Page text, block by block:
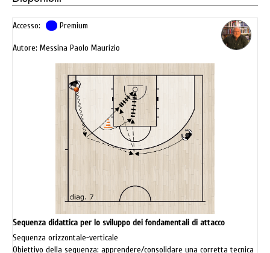
costruendo gli schemi del prossimo anno e dobbiamo essere
Accesso: Premium
Autore: Messina Paolo Maurizio
Sequenza didattica per lo sviluppo dei fondamentali di attacco
Sequenza orizzontale-verticale
Obiettivo della sequenza: apprendere/consolidare una corretta tecnica